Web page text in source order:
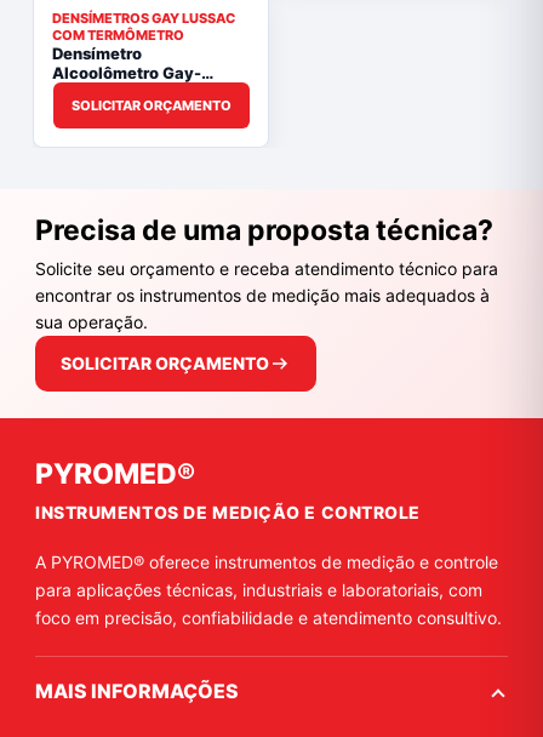
DENSÍMETROS GAY LUSSAC
COM TERMÔMETRO
Densímetro
Alcoolômetro Gay-
Lussac 40/50 °GL com
Termômetro |
PYROMED® PY5543.L
SOLICITAR ORÇAMENTO
Precisa de uma proposta técnica?
Solicite seu orçamento e receba atendimento técnico para
encontrar os instrumentos de medição mais adequados à
sua operação.
SOLICITAR ORÇAMENTO
PYROMED®
INSTRUMENTOS DE MEDIÇÃO E CONTROLE
A PYROMED® oferece instrumentos de medição e controle
para aplicações técnicas, industriais e laboratoriais, com
foco em precisão, confiabilidade e atendimento consultivo.
MAIS INFORMAÇÕES